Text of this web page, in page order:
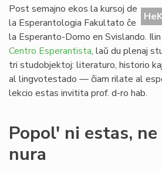
Post semajno ekos la kursoj de
la Esperantologia Fakultato ĉe
la Esperanto-Domo en Svislando.
Centro Esperantista, laŭ du plenaj
tri studobjektoj: literaturo, historio
al lingvotestado — ĉiam rilate al
lekcio estas invitita prof. d-ro hab.
Popol' ni estas,
nura